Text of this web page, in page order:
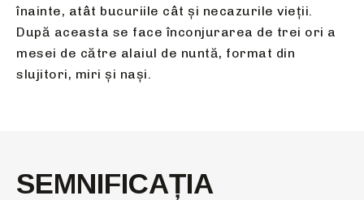
înainte, atât bucuriile cât şi necazurile vieţii.
După aceasta se face înconjurarea de trei ori a
mesei de către alaiul de nuntă, format din
slujitori, miri şi naşi.
SEMNIFICAȚIA